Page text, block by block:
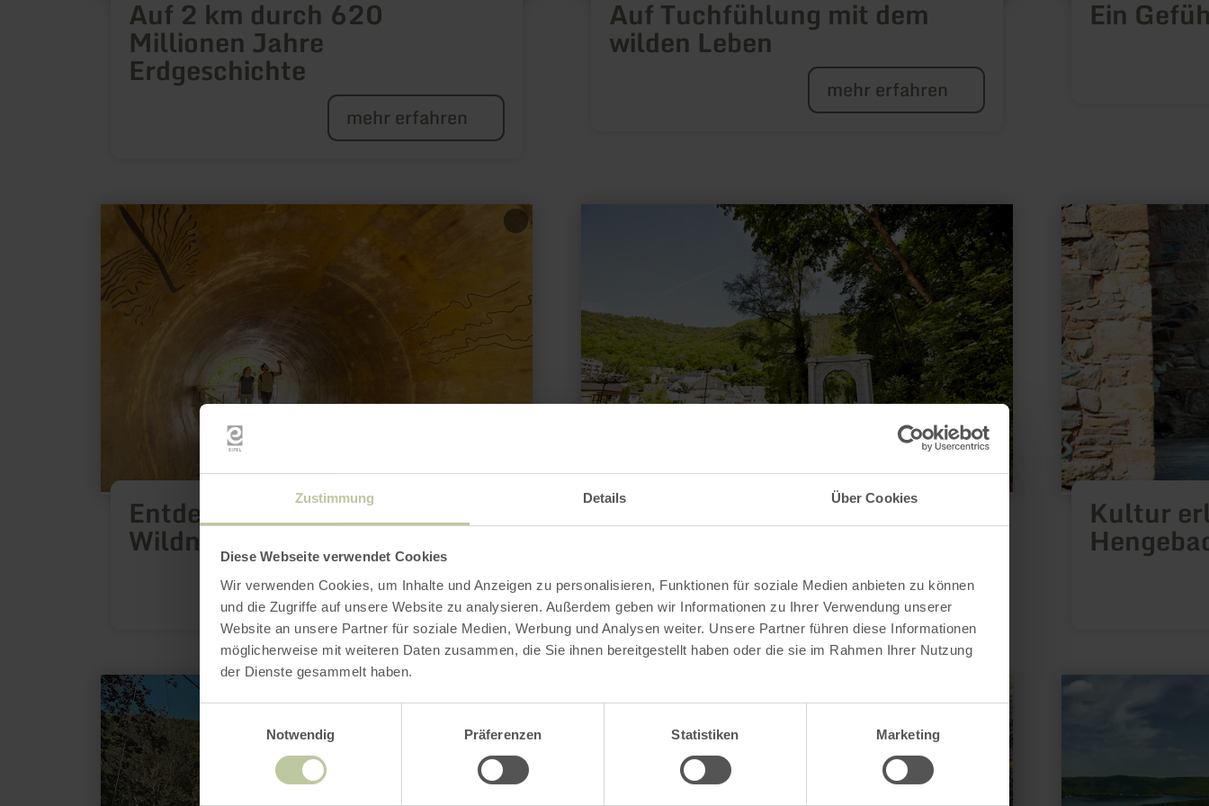
Zustimmung Details Über Cookies
Diese Webseite verwendet Cookies
Wir verwenden Cookies, um Inhalte und Anzeigen zu personalisieren, Funktionen für soziale Medien anbieten zu können
und die Zugriffe auf unsere Website zu analysieren. Außerdem geben wir Informationen zu Ihrer Verwendung unserer
Website an unsere Partner für soziale Medien, Werbung und Analysen weiter. Unsere Partner führen diese Informationen
möglicherweise mit weiteren Daten zusammen, die Sie ihnen bereitgestellt haben oder die sie im Rahmen Ihrer Nutzung
der Dienste gesammelt haben.
Notwendig
Präferenzen Statistiken Marketing
Auf 2 km durch 620
Millionen Jahre
Erdgeschichte
mehr erfahren
Auf Tuchfühlung mit dem
wilden Leben
mehr erfahren
Ein
Entdecke den Zauber der
Wildnis
mehr
erfahren
Entdecke
den
Zauber
der
Wildnis
mehr erfahren
Heilkraft aus der Tiefe
Kulinarik perfekt verbindet.
Kultur
mehr
erfahren
zu:
Kultur
erleben
Burg
Hengebach
mehr
erfahren
zu:
Mit
dem
Rollstuhlzuggerät
zur
Hängebrücke
„Irreler
mehr
Land